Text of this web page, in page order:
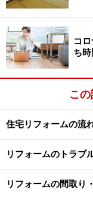
健康に働いてお金
ただ貯め込むだけ
という考え方は
基本かもしれませ
村上
下記で、2018年
2018年風水
得る
コ
ち
こ
住宅リフォームの流
リフォームのトラブ
リフォームの間取り